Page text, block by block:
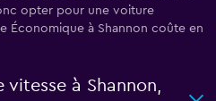
opter pour une voiture
Économique à Shannon coûte en
à Shannon,